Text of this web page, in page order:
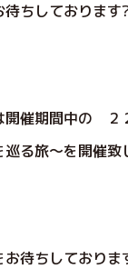
ちしております
開催期間中の
る旅～を開催致
待ちしておりま